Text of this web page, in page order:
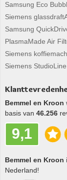
Samsung Eco
Siemens
Samsung
PlasmaMade Air
Siemens
Siemens StudioLine
Bemmel en Kroon
basis van 46.256
9,1
Bemmel en Kroon
Nederland!